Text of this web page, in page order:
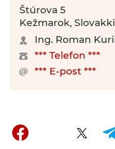
Štúrova 5
Kežmarok,
Ing. Roman
*** Telefon ***
*** E-post ***